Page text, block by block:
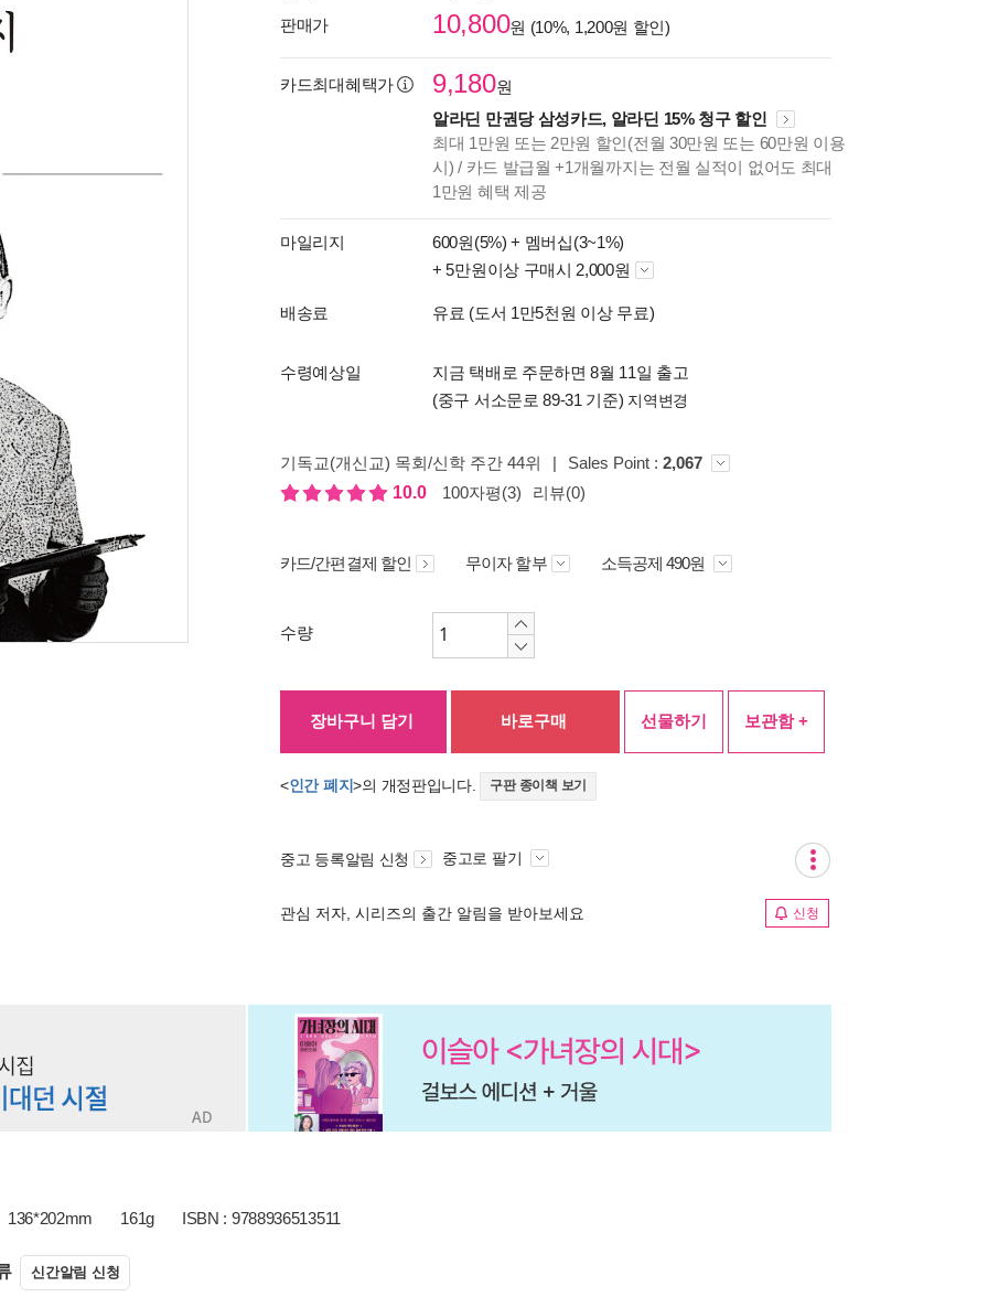
판매가
10,800원 (10%, 1,200원 할인)
카드최대혜택가 9,180원
알라딘 만권당 삼성카드, 알라딘 15% 청구 할인
최대 1만원 또는 2만원 할인(전월 30만원 또는 60만원 이용
시) / 카드 발급월 +1개월까지는 전월 실적이 없어도 최대
1만원 혜택 제공
마일리지 600원(5%) + 멤버십(3~1%)
+ 5만원이상 구매시 2,000원
배송료 유료 (도서 1만5천원 이상 무료)
수령예상일
지금 택배로 주문하면 8월 11일 출고
(중구 서소문로 89-31 기준) 지역변경
기독교(개신교) 목회/신학 주간 44위 | Sales Point : 2,067
10.0
100자평(3) 리뷰(0)
카드/간편결제 할인 무이자 할부 소득공제 490원
수량
장바구니 담기 바로구매 선물하기 보관함 +
<인간 폐지>의 개정판입니다. 구판 종이책 보기
중고 등록알림 신청 중고로 팔기
관심 저자, 시리즈의 출간 알림을 받아보세요 신청
136*202mm 161g ISBN : 9788936513511
신간알림 신청